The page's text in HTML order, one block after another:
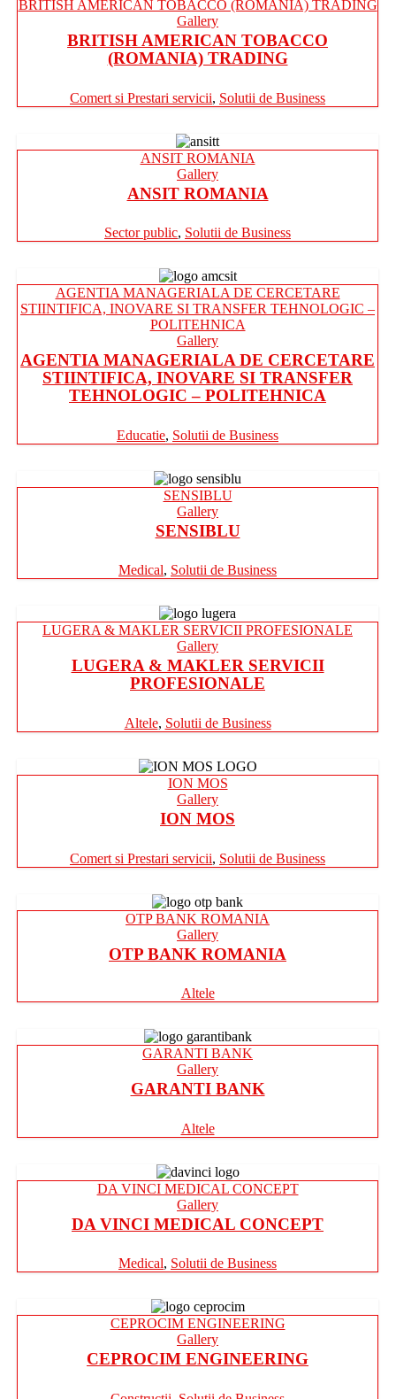
BRITISH AMERICAN TOBACCO (ROMANIA) TRADING
Gallery
BRITISH AMERICAN TOBACCO
(ROMANIA) TRADING
Comert si Prestari servicii, Solutii de Business
ANSIT ROMANIA
Gallery
ANSIT ROMANIA
Sector public, Solutii de Business
AGENTIA MANAGERIALA DE CERCETARE
STIINTIFICA, INOVARE SI TRANSFER TEHNOLOGIC –
POLITEHNICA
Gallery
AGENTIA MANAGERIALA DE CERCETARE
STIINTIFICA, INOVARE SI TRANSFER
TEHNOLOGIC – POLITEHNICA
Educatie, Solutii de Business
SENSIBLU
Gallery
SENSIBLU
Medical, Solutii de Business
LUGERA & MAKLER SERVICII PROFESIONALE
Gallery
LUGERA & MAKLER SERVICII
PROFESIONALE
Altele, Solutii de Business
ION MOS
Gallery
ION MOS
Comert si Prestari servicii, Solutii de Business
OTP BANK ROMANIA
Gallery
OTP BANK ROMANIA
Altele
GARANTI BANK
Gallery
GARANTI BANK
Altele
DA VINCI MEDICAL CONCEPT
Gallery
DA VINCI MEDICAL CONCEPT
Medical, Solutii de Business
CEPROCIM ENGINEERING
Gallery
CEPROCIM ENGINEERING